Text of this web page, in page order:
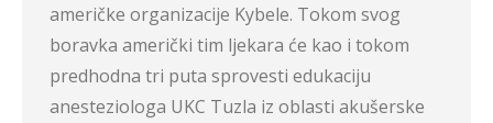
američke organizacije Kybele. Tokom svog
boravka američki tim ljekara će kao i tokom
predhodna tri puta sprovesti edukaciju
anesteziologa UKC Tuzla iz oblasti akušerske